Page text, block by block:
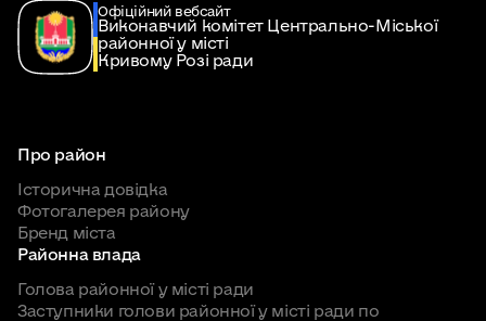
Офіційний вебсайт
Виконавчий комітет Центрально-Міської
районної у місті
Кривому Розі ради
Про район
Історична довідка
Фотогалерея району
Бренд міста
Районна влада
Голова районної у місті ради
Заступники голови районної у місті ради по